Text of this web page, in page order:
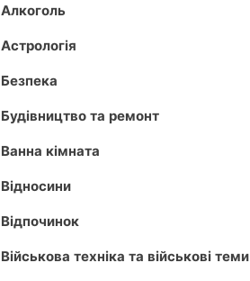
Алкоголь
Астрологія
Безпека
Будівництво та ремонт
Ванна кімната
Відносини
Відпочинок
Військова техніка та військові теми